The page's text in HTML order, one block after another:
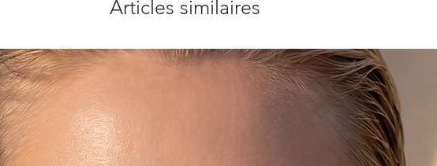
♥ Fidèle à la taille, les demi-
♥ Vérifiez le tableau des tailles et
instructions pour trouver votre taille
♥ Disponible dans de nombreuses
combinaisons. Si vous aimez une
de couleurs, choisissez
ajoutez vos couleurs préférées
de votre commande.
Articles similaires